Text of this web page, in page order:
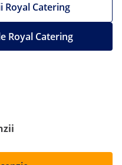
Royal Catering
Royal Catering